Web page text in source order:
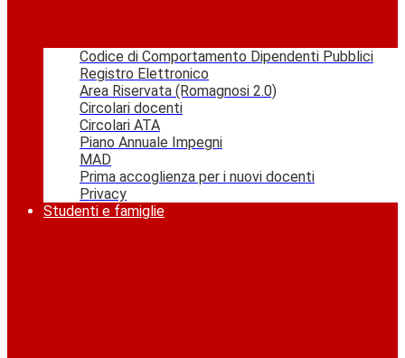
Codice di Comportamento Dipendenti Pubblici
Registro Elettronico
Area Riservata (Romagnosi 2.0)
Circolari docenti
Circolari ATA
Piano Annuale Impegni
MAD
Prima accoglienza per i nuovi docenti
Privacy
Studenti e famiglie